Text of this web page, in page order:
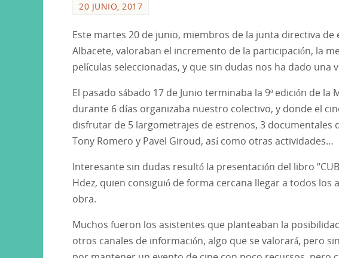
20 JUNIO, 2017
Este martes 20 de junio, miembros de la junta directiva de
Albacete, valoraban el incremento de la participación, la
películas seleccionadas, y que sin dudas nos ha dado una
El pasado sábado 17 de Junio terminaba la 9ª edición de
durante 6 días organizaba nuestro colectivo, y donde el
disfrutar de 5 largometrajes de estrenos, 3
Tony Romero y Pavel Giroud, así como otras actividades…
Interesante sin dudas resultó la presentación del libro
Hdez, quien consiguió de forma cercana llegar a todos
obra.
Muchos fueron los asistentes que planteaban la
otros canales de información, algo que se valorará, pero